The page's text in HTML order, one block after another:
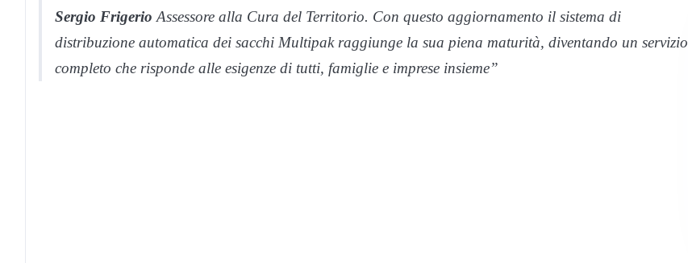
Sergio Frigerio Assessore alla Cura del Territorio. Con questo aggiornamento il sistema di
distribuzione automatica dei sacchi Multipak raggiunge la sua piena maturità, diventando un servizio
completo che risponde alle esigenze di tutti, famiglie e imprese insieme”